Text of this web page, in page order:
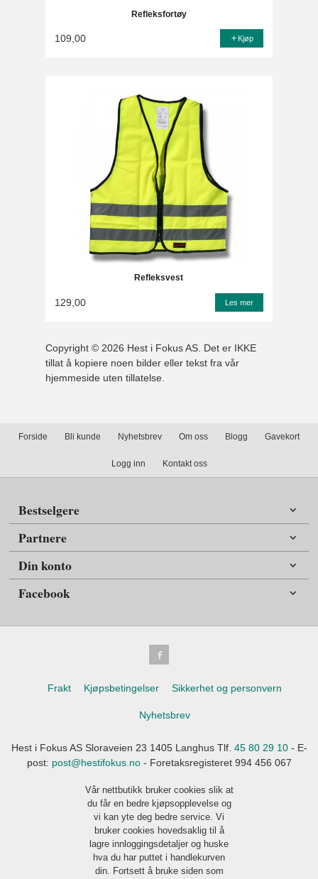
Refleksfortøy
109,00 Kjøp
Refleksvest
129,00 Les mer
Copyright © 2026 Hest i Fokus AS. Det er IKKE
tillat å kopiere noen bilder eller tekst fra vår
hjemmeside uten tillatelse.
Forside Bli kunde Nyhetsbrev Om oss Blogg Gavekort
Logg inn Kontakt oss
Bestselgere
Partnere
Din konto
Facebook
Frakt Kjøpsbetingelser Sikkerhet og personvern
Nyhetsbrev
Hest i Fokus AS Sloraveien 23 1405 Langhus Tlf. 45 80 29 10- E-
post: post@hestifokus.no- Foretaksregisteret 994 456 067
Vår nettbutikk bruker cookies slik at
du får en bedre kjøpsopplevelse og
vi kan yte deg bedre service. Vi
bruker cookies hovedsaklig til å
lagre innloggingsdetaljer og huske
hva du har puttet i handlekurven
din. Fortsett å bruke siden som